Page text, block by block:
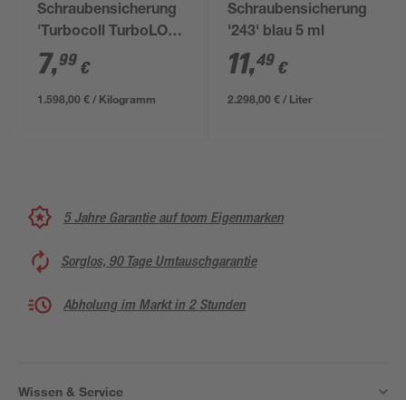
Schraubensicherung
'Turbocoll TurboLOC'
hochfest 5 g
7,99 €
1.598,00 € / Kilogramm
Schraubensicherung
'243' blau 5 ml
11,49 €
2.298,00 € / Liter
5 Jahre Garantie auf toom Eigenmarken
Sorglos, 90 Tage Umtauschgarantie
Abholung im Markt in 2 Stunden
Wissen & Service